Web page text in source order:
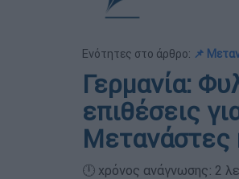
Ενότητες στο άρθρο: 📌
Γερμανία:
επιθέσεις
Μετανάστες
🕛 χρόνος ανάγνωσης: 2